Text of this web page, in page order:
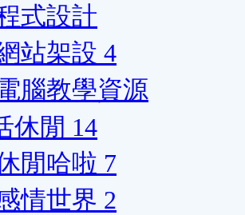
式設計
站架設 4
腦教學資源
休閒 14
閒哈啦 7
情世界 2